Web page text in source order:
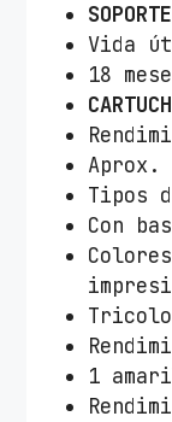
Vida
18
Aprox.
Tipos
Con
1